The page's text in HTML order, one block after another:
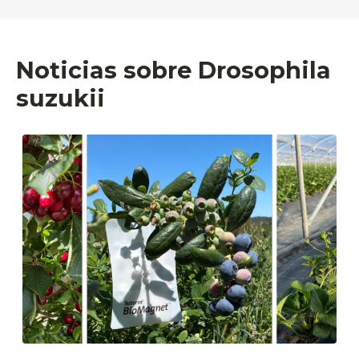
Noticias sobre Drosophila
suzukii